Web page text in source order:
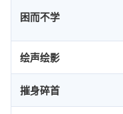
困而不学
绘声绘影
摧身碎首